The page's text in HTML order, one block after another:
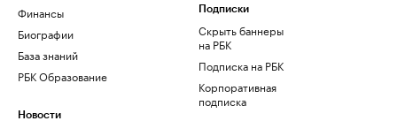
Финансы
Биографии
База знаний
РБК Образование
Новости
Подписки
Скрыть баннеры
на РБК
Подписка на РБК
Корпоративная
подписка